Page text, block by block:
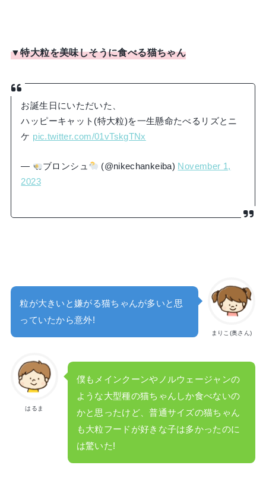
▼特大粒を美味しそうに食べる猫ちゃん
お誕生日にいただいた、
ハッピーキャット(特大粒)を一生懸命たべるリズとニ
ケ pic.twitter.com/01vTskgTNx
— ブロンシュ (@nikechankeiba) November 1,
2023
まりこ(奥さん)
粒が大きいと嫌がる猫ちゃんが多いと思
っていたから意外!
はるま
僕もメインクーンやノルウェージャンの
ような大型種の猫ちゃんしか食べないの
かと思ったけど、普通サイズの猫ちゃん
も大粒フードが好きな子は多かったのに
は驚いた!